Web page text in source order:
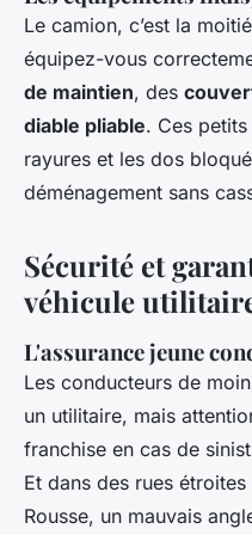
Le camion, c’est la
équipez-vous
de maintien, des
diable pliable. Ces
rayures et les dos
déménagement sans
Sécurité et
véhicule
L'assurance jeune
Les conducteurs de
un utilitaire, mais
franchise en cas de
Et dans des rues
Rousse, un mauvais